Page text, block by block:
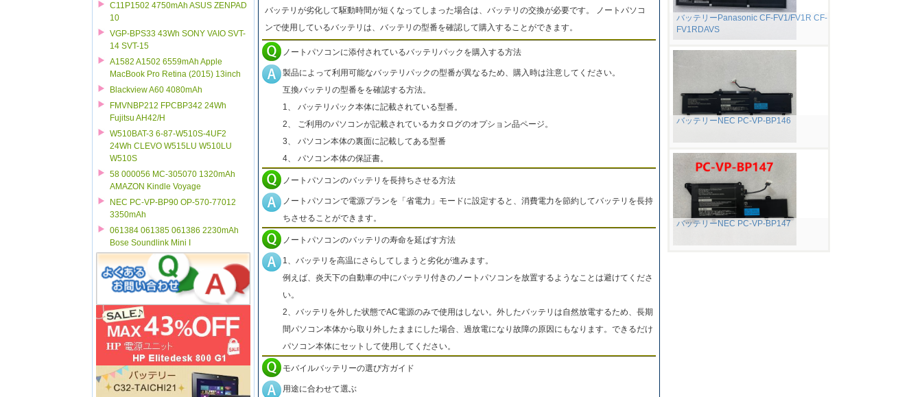
C11P1502 4750mAh ASUS ZENPAD
10
VGP-BPS33 43Wh SONY VAIO SVT-
14 SVT-15
A1582 A1502 6559mAh Apple
MacBook Pro Retina (2015) 13inch
Blackview A60 4080mAh
FMVNBP212 FPCBP342 24Wh
Fujitsu AH42/H
W510BAT-3 6-87-W510S-4UF2
24Wh CLEVO W515LU W510LU
W510S
58 000056 MC-305070 1320mAh
AMAZON Kindle Voyage
NEC PC-VP-BP90 OP-570-77012
3350mAh
061384 061385 061386 2230mAh
Bose Soundlink Mini I
バッテリが劣化して駆動時間が短くなってしまった場合は、バッテリの交換が必要です。 ノートパソコ
ンで使用しているバッテリは、バッテリの型番を確認して購入することができます。
ノートパソコンに添付されているバッテリパックを購入する方法
製品によって利用可能なバッテリパックの型番が異なるため、購入時は注意してください。
互換バッテリの型番をを確認する方法。
1、 バッテリパック本体に記載されている型番。
2、 ご利用のパソコンが記載されているカタログのオプション品ページ。
3、 パソコン本体の裏面に記載してある型番
4、 パソコン本体の保証書。
ノートパソコンのバッテリを長持ちさせる方法
ノートパソコンで電源プランを「省電力」モードに設定すると、消費電力を節約してバッテリを長持
ちさせることができます。
ノートパソコンのバッテリの寿命を延ばす方法
1、バッテリを高温にさらしてしまうと劣化が進みます。
例えば、炎天下の自動車の中にバッテリ付きのノートパソコンを放置するようなことは避けてくださ
い。
2、バッテリを外した状態でAC電源のみで使用はしない。外したバッテリは自然放電するため、長期
間パソコン本体から取り外したままにした場合、過放電になり故障の原因にもなります。できるだけ
パソコン本体にセットして使用してください。
モバイルバッテリーの選び方ガイド
用途に合わせて選ぶ
バッテリーPanasonic CF-FV1/FV1R CF-
FV1RDAVS
バッテリーNEC PC-VP-BP146
バッテリーNEC PC-VP-BP147